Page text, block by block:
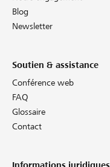
Blog
Newsletter
Soutien & assistance
Conférence web
FAQ
Glossaire
Contact
Informations juridiques